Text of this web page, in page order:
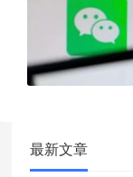
最新文章